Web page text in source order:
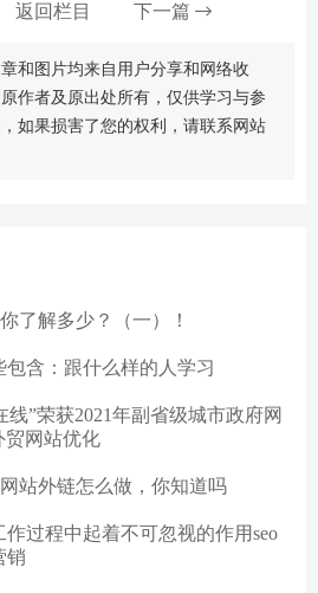
返回栏目 下一篇
和图片均来自用户分享和网络收
作者及原出处所有，仅供学习与参
如果损害了您的权利，请联系网站
了解多少？（一）！
包含：跟什么样的人学习
线”荣获2021年副省级城市政府网
贸网站优化
站外链怎么做，你知道吗
作过程中起着不可忽视的作用seo
销